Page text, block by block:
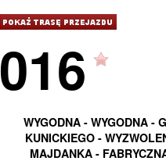
016
WYGODNA - WYGODNA -
KUNICKIEGO -
MAJDANKA -